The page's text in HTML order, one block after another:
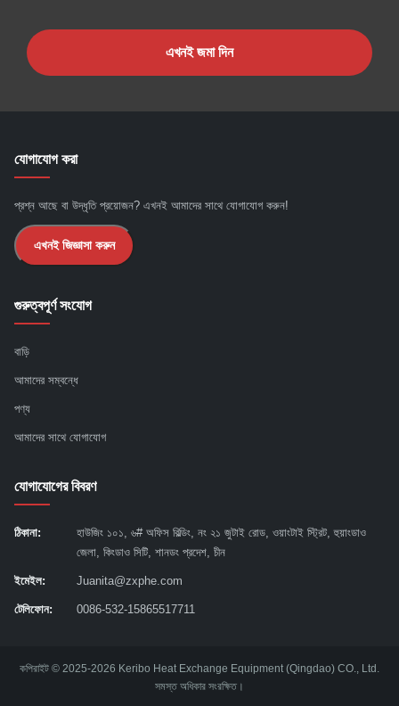
এখনই জমা দিন
যোগাযোগ করা
প্রশ্ন আছে বা উদ্ধৃতি প্রয়োজন? এখনই আমাদের সাথে যোগাযোগ করুন!
এখনই জিজ্ঞাসা করুন
গুরুত্বপূর্ণ সংযোগ
বাড়ি
আমাদের সম্বন্ধে
পণ্য
আমাদের সাথে যোগাযোগ
যোগাযোগের বিবরণ
ঠিকানা:
হাউজিং ১০১, ৬# অফিস বিল্ডিং, নং ২১ জুটাই রোড, ওয়াংটাই স্ট্রিট, হুয়াংডাও
জেলা, কিংডাও সিটি, শানডং প্রদেশ, চীন
ইমেইল: Juanita@zxphe.com
টেলিফোন: 0086-532-15865517711
কপিরাইট © 2025-2026 Keribo Heat Exchange Equipment (Qingdao) CO., Ltd.
সমস্ত অধিকার সংরক্ষিত।